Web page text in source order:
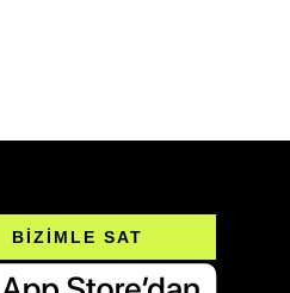
BİZİMLE SAT